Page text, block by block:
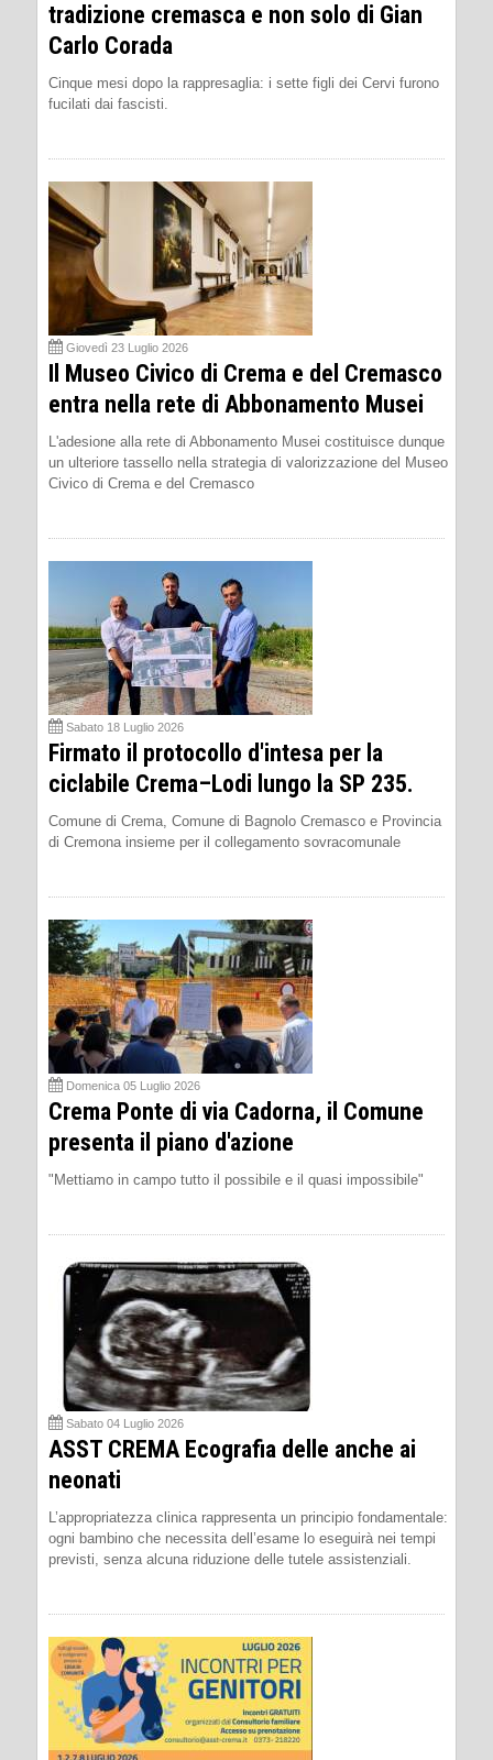
tradizione cremasca e non solo di Gian
Carlo Corada
Cinque mesi dopo la rappresaglia: i sette figli dei Cervi furono
fucilati dai fascisti.
Giovedì 23 Luglio 2026
Il Museo Civico di Crema e del Cremasco
entra nella rete di Abbonamento Musei
L'adesione alla rete di Abbonamento Musei costituisce dunque
un ulteriore tassello nella strategia di valorizzazione del Museo
Civico di Crema e del Cremasco
Sabato 18 Luglio 2026
Firmato il protocollo d'intesa per la
ciclabile Crema–Lodi lungo la SP 235.
Comune di Crema, Comune di Bagnolo Cremasco e Provincia
di Cremona insieme per il collegamento sovracomunale
Domenica 05 Luglio 2026
Crema Ponte di via Cadorna, il Comune
presenta il piano d'azione
"Mettiamo in campo tutto il possibile e il quasi impossibile"
Sabato 04 Luglio 2026
ASST CREMA Ecografia delle anche ai
neonati
L’appropriatezza clinica rappresenta un principio fondamentale:
ogni bambino che necessita dell’esame lo eseguirà nei tempi
previsti, senza alcuna riduzione delle tutele assistenziali.